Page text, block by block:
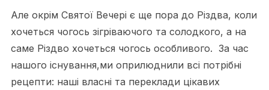
Але окрім Святої Вечері є ще пора до Різдва, коли
хочеться чогось зігріваючого та солодкого, а на
саме Різдво хочеться чогось особливого. За час
нашого існування,ми оприлюднили всі потрібні
рецепти: наші власні та переклади цікавих